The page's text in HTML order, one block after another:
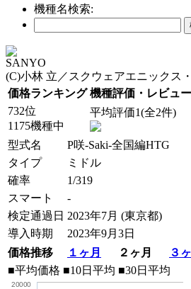
機種名検索:
SANYO
(C)小林 立／スクウェアエニックス
価格ランキング 機種評価・レビュー
732位
1175機種中
平均評価1(全2件)
型式名
P咲-Saki-全国編HTG
タイプ
ミドル
確率
1/319
スマート
-
検定通過日 2023年7月 (東京都)
導入時期
2023年9月3日
価格推移
１ヶ月 ２ヶ月
３
■平均価格 ■10日平均 ■30日平均
20000